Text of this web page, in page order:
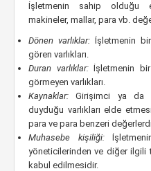
İşletmenin sahip olduğu
makineler, mallar, para vb.
Dönen varlıklar:İşletmenin
gören varlıkları.
Duran varlıklar:İşletmenin
görmeyen varlıkları.
Kaynaklar:Girişimci ya da
duyduğu varlıkları elde
para ve para benzeri
Muhasebe kişiliği:
yöneticilerinden ve diğer ilgili
kabul edilmesidir.